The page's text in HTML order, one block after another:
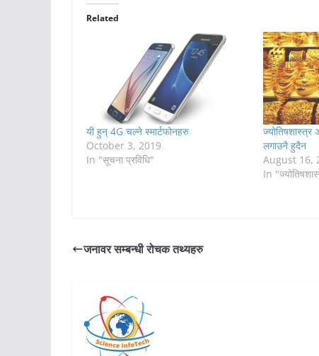
Related
यी हुन् 4G चल्ने स्मार्टफोनहरु
October 3, 2019
In "सूचना प्रविधि"
लगाउनै हुदैन
August 16,
In
जनावर सम्बन्धी रोचक तथ्यहरु